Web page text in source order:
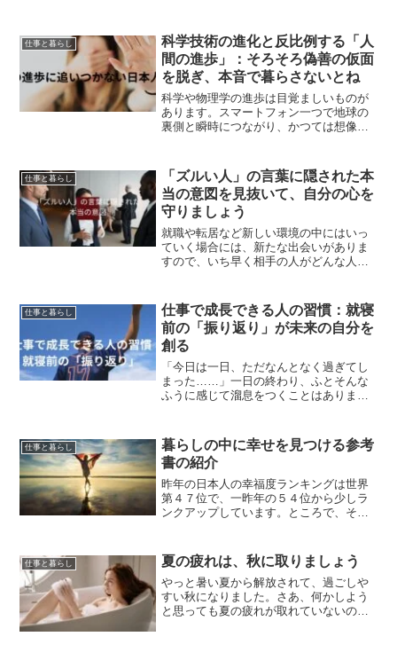
就職の必要がない約４割の人は家庭で長
時間過ごすことに...
仕事と暮らし
科学技術の進化と反比例する「人
間の進歩」：そろそろ偽善の仮面
を脱ぎ、本音で暮らさないとね
科学や物理学の進歩は目覚ましいものが
あります。スマートフォン一つで地球の
裏側と瞬時につながり、かつては想像も
とは裏腹に、私たち人間の暮らしの質、
特に人間関係や社会の安定...
仕事と暮らし
「ズルい人」の言葉に隠された本
当の意図を見抜いて、自分の心を
守りましょう
就職や転居など新しい環境の中にはいっ
ていく場合には、新たな出会いがありま
すので、いち早く相手の人がどんな人か
われています。人間関係を円滑に進める
上で、言葉の裏を読み解く...
仕事と暮らし
仕事で成長できる人の習慣：就寝
前の「振り返り」が未来の自分を
創る
「今日は一日、ただなんとなく過ぎてし
まった……」一日の終わり、ふとそんな
ふうに感じて溜息をつくことはありませ
な日々を繰り返していると、自分がどこ
へ向かっているのか、本当...
仕事と暮らし
暮らしの中に幸せを見つける参考
書の紹介
昨年の日本人の幸福度ランキングは世界
第４７位で、一昨年の５４位から少しラ
ンクアップしています。ところで、その
か。「他人と比べて自分はどうなんだ」
と自分なりの価値観で判断...
仕事と暮らし 夏の疲れは、秋に取りましょう
やっと暑い夏から解放されて、過ごしや
すい秋になりました。さあ、何かしよう
と思っても夏の疲れが取れていないので